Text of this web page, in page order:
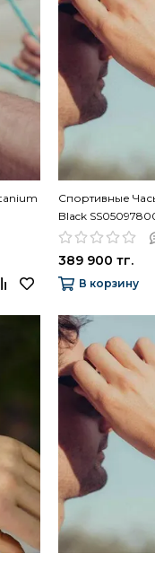
Спортивные
Black
389 900 тг.
В корзину